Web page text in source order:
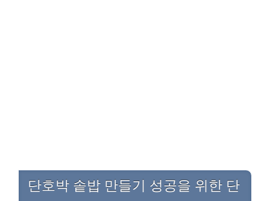
단호박 솥밥 만들기 성공을 위한 단